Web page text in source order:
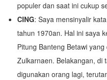
populer dan saat ini cukup
CING: Saya mensinyalir
tahun 1970an. Hal ini saya
Pitung Banteng Betawi
Zulkarnaen. Belakangan, di
digunakan orang lagi,